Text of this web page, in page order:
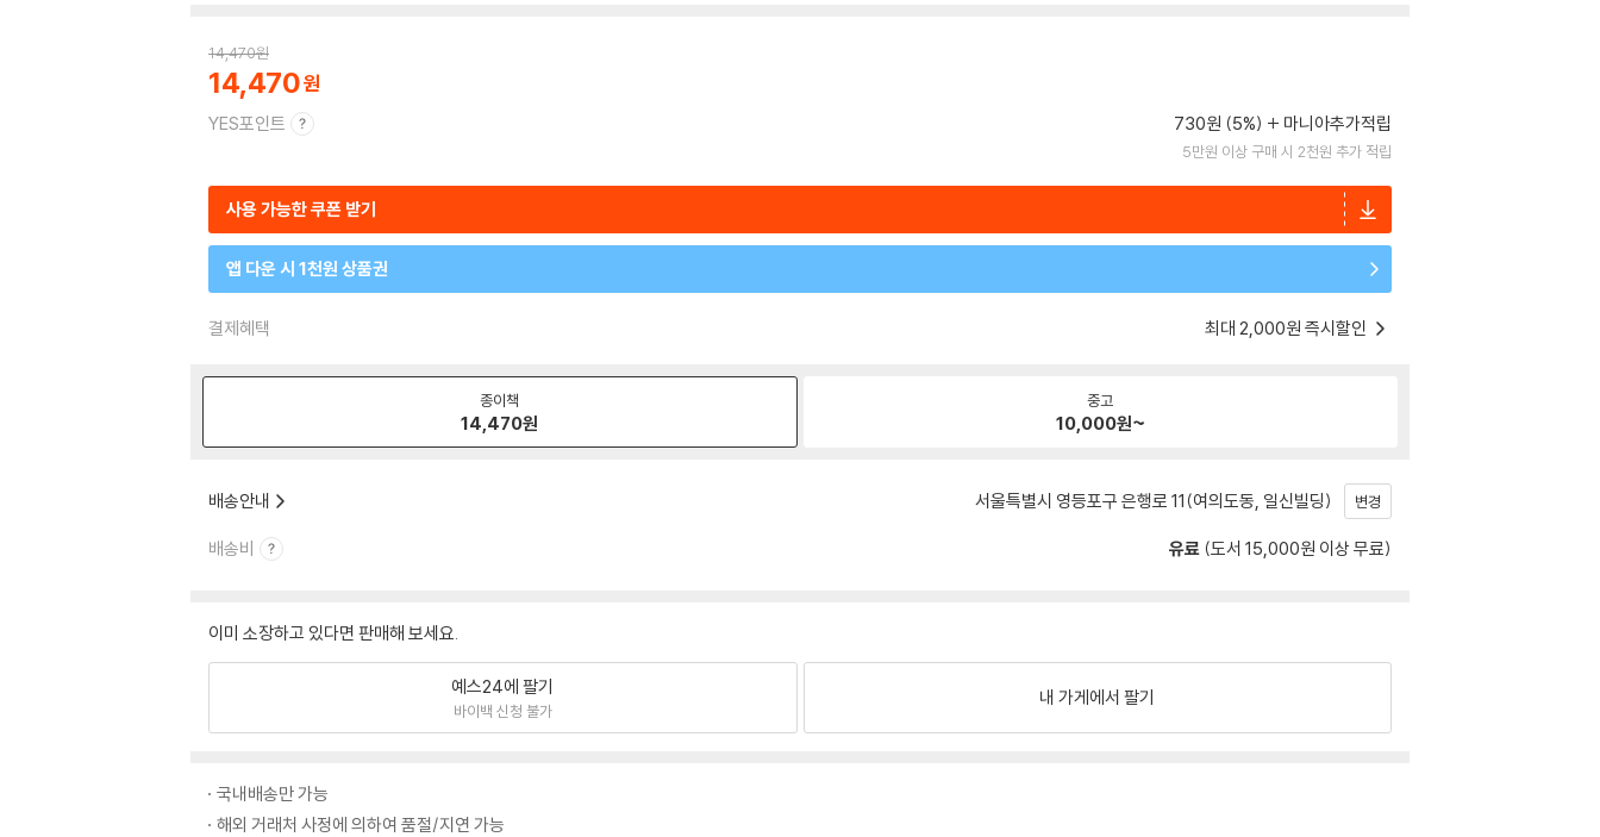
14,470원
14,470
YES포인트 730원 (5%) 마니아추가적립
5만원 이상 구매 시 2천원 추가 적립
사용 가능한 쿠폰 받기
앱 다운 시 1천원 상품권
결제혜택 최대 2,000원 즉시할인
종이책
14,470원
중고
10,000원~
배송안내 서울특별시 영등포구 은행로 11(여의도동, 일신빌딩) 변경
배송비 유료 (도서 15,000원 이상 무료)
이미 소장하고 있다면 판매해 보세요.
예스24에 팔기
바이백 신청 불가
내 가게에서 팔기
국내배송만 가능
해외 거래처 사정에 의하여 품절/지연 가능